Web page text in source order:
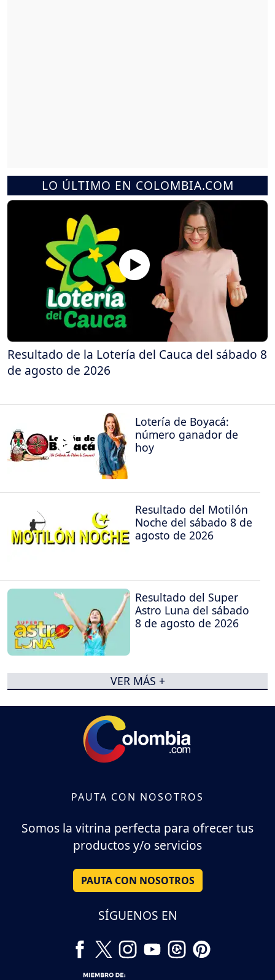
LO ÚLTIMO EN COLOMBIA.COM
Resultado de la Lotería del Cauca del sábado 8
de agosto de 2026
Lotería de Boyacá:
número ganador de
hoy
Resultado del Motilón
Noche del sábado 8 de
agosto de 2026
Resultado del Super
Astro Luna del sábado
8 de agosto de 2026
VER MÁS +
PAUTA CON NOSOTROS
Somos la vitrina perfecta para ofrecer tus
productos y/o servicios
PAUTA CON NOSOTROS
SÍGUENOS EN